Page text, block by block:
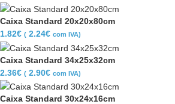
Caixa Standard 20x20x80cm
1.82€ ( 2.24€ com IVA)
Caixa Standard 34x25x32cm
2.36€ ( 2.90€ com IVA)
Caixa Standard 30x24x16cm